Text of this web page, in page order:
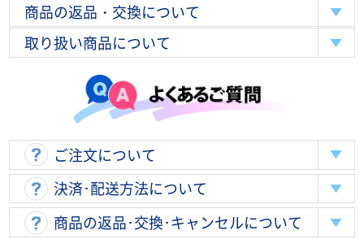
商品の返品・交換について
取り扱い商品について
ご注文について
決済･配送方法について
商品の返品･交換･キャンセルについて